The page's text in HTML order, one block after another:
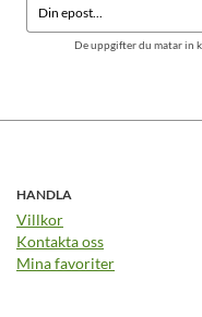
De uppgifter du matar in
HANDLA
Villkor
Kontakta oss
Mina favoriter